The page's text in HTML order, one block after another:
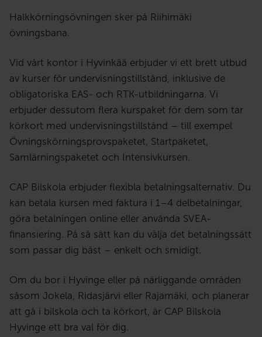
Halkkörningsövningen sker på Riihimäki
övningsbana.
Vid vårt kontor i Hyvinkää erbjuder vi ett brett utbud
av kurser för undervisningstillstånd, inklusive de
obligatoriska EAS- och RTK-utbildningarna. Vi
erbjuder dessutom flera kurs­paket för dem som tar
körkort med undervisningstillstånd – till exempel
Övningskörningsprovspaketet, Startpaketet,
Samlärningspaketet och Intensivkursen.
CAP Bilskola erbjuder flexibla betalningsalternativ. Du
kan betala kursen med faktura i 1–4 delbetalningar,
göra betalningen online eller använda SVEA-
finansiering. På så sätt kan du välja det betalningssätt
som passar dig bäst – enkelt och smidigt.
Om du bor i Hyvinge eller på närliggande områden
såsom Jokela, Ridasjärvi eller Rajamäki, och planerar
att gå i bilskola och ta körkort, är CAP Bilskola
Hyvinge ett bra val för dig.